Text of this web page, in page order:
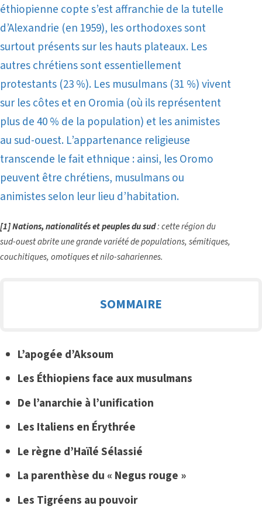
éthiopienne copte s’est affranchie de la tutelle
d’Alexandrie (en 1959), les orthodoxes sont
surtout présents sur les hauts plateaux. Les
autres chrétiens sont essentiellement
protestants (23 %). Les musulmans (31 %) vivent
sur les côtes et en Oromia (où ils représentent
plus de 40 % de la population) et les animistes
au sud-ouest. L’appartenance religieuse
transcende le fait ethnique : ainsi, les Oromo
peuvent être chrétiens, musulmans ou
animistes selon leur lieu d’habitation.
[1]Nations, nationalités et peuples du sud: cette région du
sud-ouest abrite une grande variété de populations, sémitiques,
couchitiques, omotiques et nilo-sahariennes.
SOMMAIRE
L’apogée d’Aksoum
Les Éthiopiens face aux musulmans
De l’anarchie à l’unification
Les Italiens en Érythrée
Le règne d’Haïlé Sélassié
La parenthèse du « Negus rouge »
Les Tigréens au pouvoir